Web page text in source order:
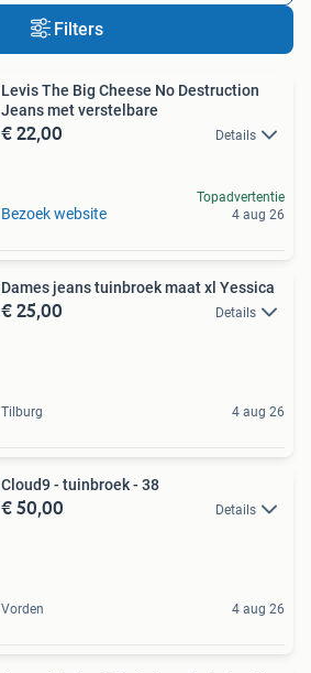
Filters
Levis The Big Cheese No Destruction
Jeans met verstelbare
€ 22,00 Details
Bezoek website
Topadvertentie
4 aug 26
Dames jeans tuinbroek maat xl Yessica
€ 25,00 Details
Tilburg 4 aug 26
Cloud9 - tuinbroek - 38
€ 50,00 Details
Vorden 4 aug 26